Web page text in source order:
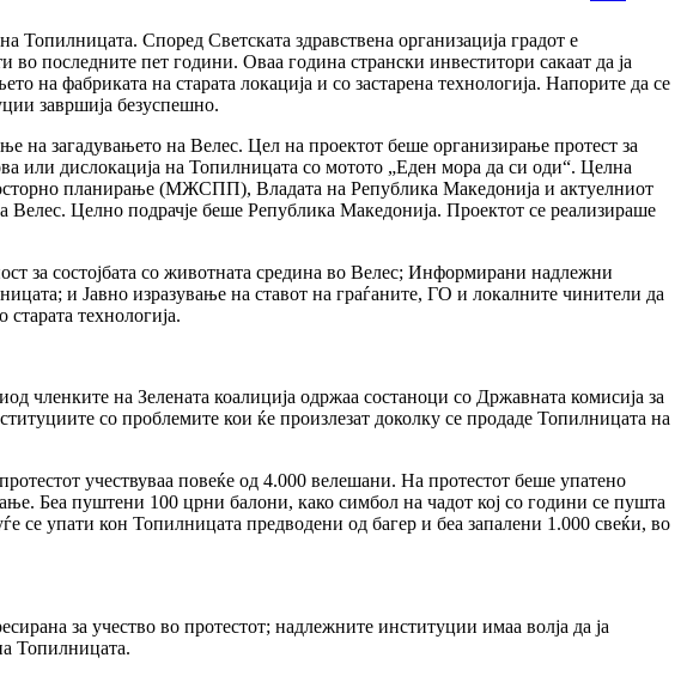
Топилницата. Според Светската здравствена организација градот е
последните пет години. Оваа година странски инвеститори сакаат да ја
на фабриката на старата локација и со застарена технологија. Напорите да се
завршија безуспешно.
загадувањето на Велес. Цел на проектот беше организирање протест за
или дислокација на Топилницата со мотото „Еден мора да си оди“. Целна
планирање (МЖСПП), Владата на Република Македонија и актуелниот
Целно подрачје беше Република Македонија. Проектот се реализираше
за состојбата со животната средина во Велес; Информирани надлежни
и Јавно изразување на ставот на граѓаните, ГО и локалните чинители да
технологија.
на Зелената коалиција одржаа состаноци со Државната комисија за
со проблемите кои ќе произлезат доколку се продаде Топилницата на
учествуваа повеќе од 4.000 велешани. На протестот беше упатено
Беа пуштени 100 црни балони, како симбол на чадот кој со години се пушта
се упати кон Топилницата предводени од багер и беа запалени 1.000 свеќи, во
за учество во протестот; надлежните институции имаа волја да ја
Топилницата.